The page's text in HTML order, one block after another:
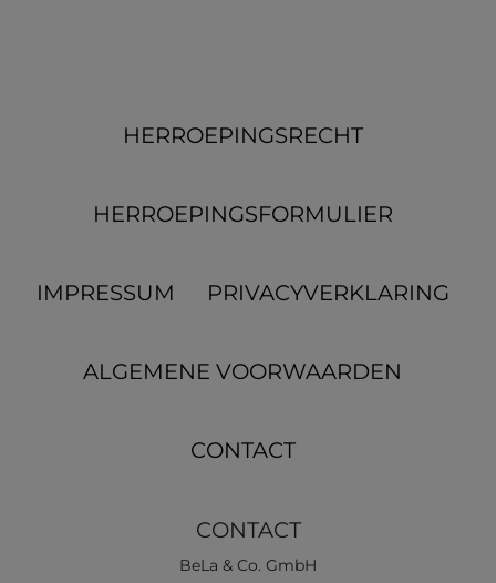
HERROEPINGS­RECHT
HERROEPINGS­FORMULIER
IMPRESSUM PRIVACYVERKLARING
ALGEMENE VOORWAARDEN
CONTACT
CONTACT
BeLa & Co. GmbH